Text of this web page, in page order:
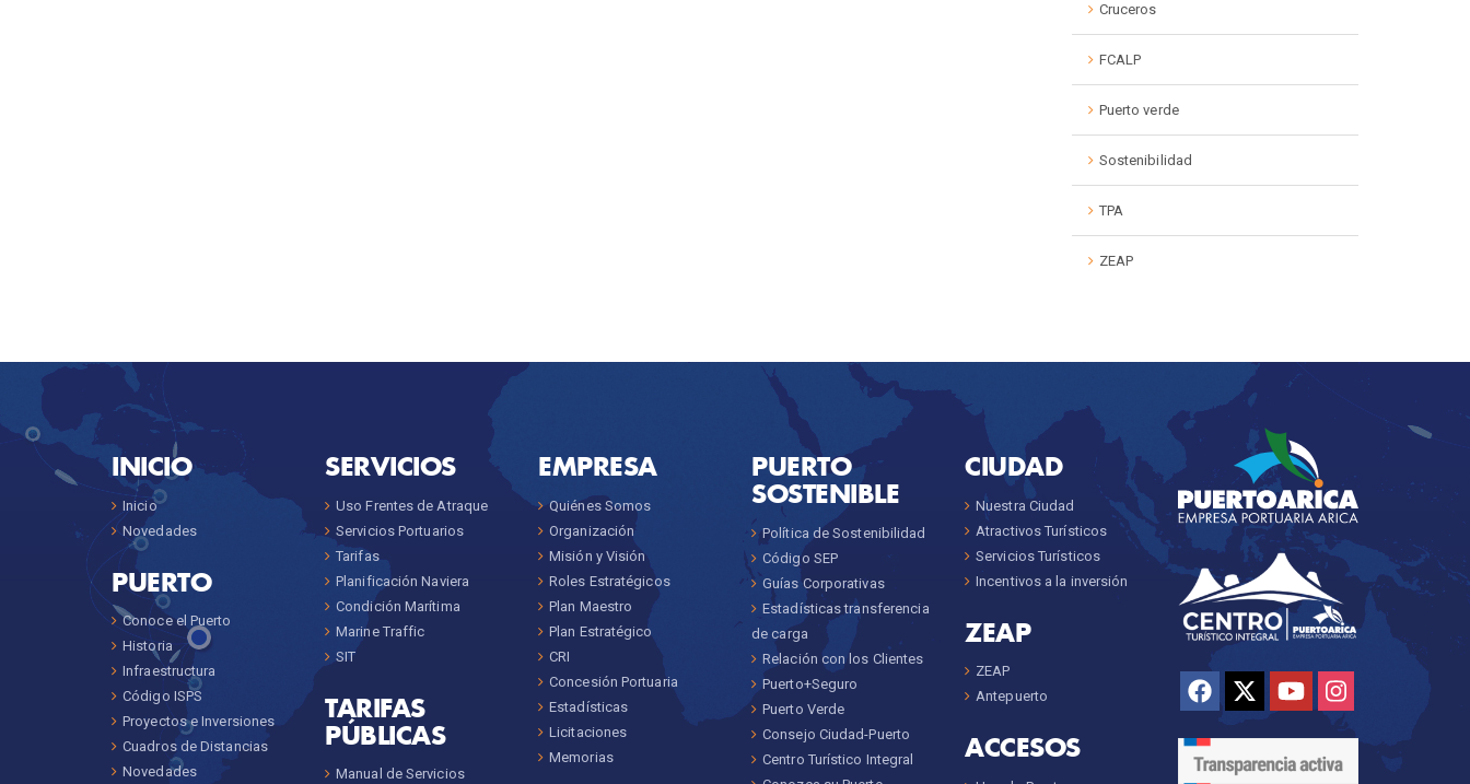
Cruceros
FCALP
Puerto verde
Sostenibilidad
TPA
ZEAP
INICIO
Inicio
Novedades
PUERTO
Conoce el Puerto
Historia
Infraestructura
Código ISPS
Proyectos e Inversiones
Cuadros de Distancias
Novedades
SERVICIOS
Uso Frentes de Atraque
Servicios Portuarios
Tarifas
Planificación Naviera
Condición Marítima
Marine Traffic
SIT
TARIFAS
PÚBLICAS
Manual de Servicios
EMPRESA
Quiénes Somos
Organización
Misión y Visión
Roles Estratégicos
Plan Maestro
Plan Estratégico
CRI
Concesión Portuaria
Estadísticas
Licitaciones
Memorias
PUERTO
SOSTENIBLE
Política de Sostenibilidad
Código SEP
Guías Corporativas
Estadísticas transferencia
de carga
Relación con los Clientes
Puerto+Seguro
Puerto Verde
Consejo Ciudad-Puerto
Centro Turístico Integral
CIUDAD
Nuestra Ciudad
Atractivos Turísticos
Servicios Turísticos
Incentivos a la inversión
ZEAP
ZEAP
Antepuerto
ACCESOS